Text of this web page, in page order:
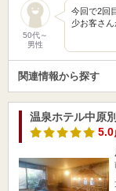
50代～
男性
今回で2回
少お客さん
関連情報から探す
温泉ホテル中原
5.0